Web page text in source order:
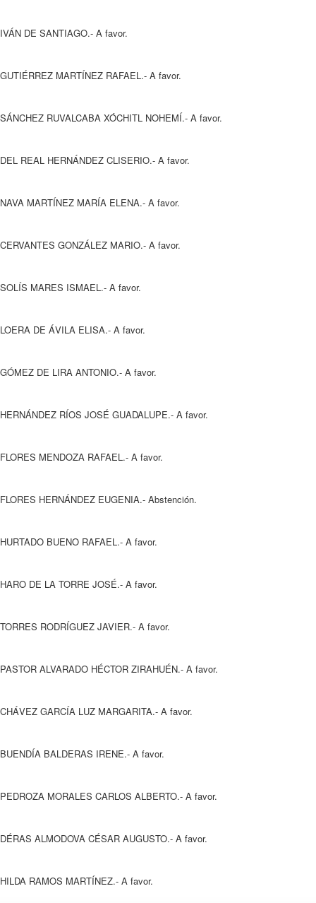
IVÁN DE SANTIAGO.- A favor.
GUTIÉRREZ MARTÍNEZ RAFAEL.- A favor.
SÁNCHEZ RUVALCABA XÓCHITL NOHEMÍ.- A favor.
DEL REAL HERNÁNDEZ CLISERIO.- A favor.
NAVA MARTÍNEZ MARÍA ELENA.- A favor.
CERVANTES GONZÁLEZ MARIO.- A favor.
SOLÍS MARES ISMAEL.- A favor.
LOERA DE ÁVILA ELISA.- A favor.
GÓMEZ DE LIRA ANTONIO.- A favor.
HERNÁNDEZ RÍOS JOSÉ GUADALUPE.- A favor.
FLORES MENDOZA RAFAEL.- A favor.
FLORES HERNÁNDEZ EUGENIA.- Abstención.
HURTADO BUENO RAFAEL.- A favor.
HARO DE LA TORRE JOSÉ.- A favor.
TORRES RODRÍGUEZ JAVIER.- A favor.
PASTOR ALVARADO HÉCTOR ZIRAHUÉN.- A favor.
CHÁVEZ GARCÍA LUZ MARGARITA.- A favor.
BUENDÍA BALDERAS IRENE.- A favor.
PEDROZA MORALES CARLOS ALBERTO.- A favor.
DÉRAS ALMODOVA CÉSAR AUGUSTO.- A favor.
HILDA RAMOS MARTÍNEZ.- A favor.